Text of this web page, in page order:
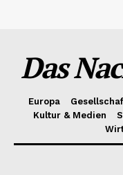
Das
Europa
Kultur & Medien